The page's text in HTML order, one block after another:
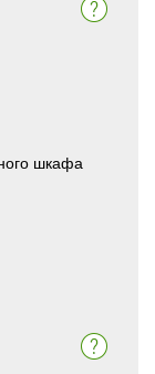
шкафа